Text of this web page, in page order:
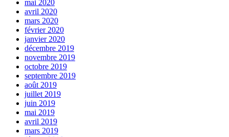
mai 2020
avril 2020
mars 2020
février 2020
janvier 2020
décembre 2019
novembre 2019
octobre 2019
septembre 2019
août 2019
juillet 2019
juin 2019
mai 2019
avril 2019
mars 2019